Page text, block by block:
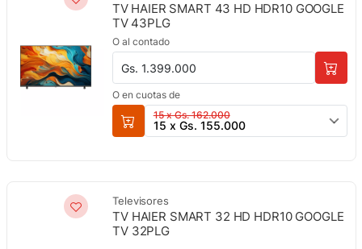
TV HAIER SMART 43 HD HDR10 GOOGLE
TV 43PLG
O al contado
Gs. 1.399.000
O en cuotas de
15 x Gs. 162.000
15 x Gs. 155.000
Televisores
TV HAIER SMART 32 HD HDR10 GOOGLE
TV 32PLG